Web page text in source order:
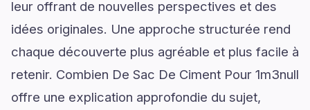
leur offrant de nouvelles perspectives et des
idées originales. Une approche structurée rend
chaque découverte plus agréable et plus facile à
retenir. Combien De Sac De Ciment Pour 1m3null
offre une explication approfondie du sujet,